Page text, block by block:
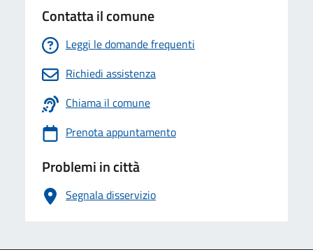
Contatta il comune
Leggi le domande frequenti
Richiedi assistenza
Chiama il comune
Prenota appuntamento
Problemi in città
Segnala disservizio